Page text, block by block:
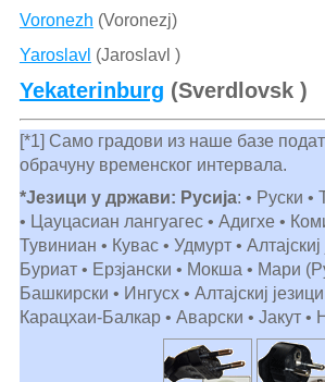
Voronezh (Voronezj)
Yaroslavl (Jaroslavl )
Yekaterinburg (Sverdlovsk )
[*1] Само градови из наше базе
обрачуну временског интервала.
*Језици у држави: Русија: • Руски •
• Цауцасиан лангуагес • Адигхе •
Тувиниан • Кувас • Удмурт •
Буриат • Ерзјански • Мокша • Мари
Башкирски • Ингусх • Алтајскиј
Карацхаи-Балкар • Аварски • Јакут •